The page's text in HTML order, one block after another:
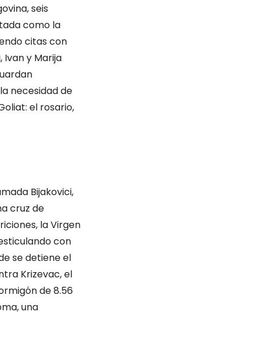
seis
como la
citas con
Ivan y Marija
necesidad de
el rosario,
Bijakovici,
cruz de
la Virgen
con
se detiene el
Krizevac, el
de 8.56
una